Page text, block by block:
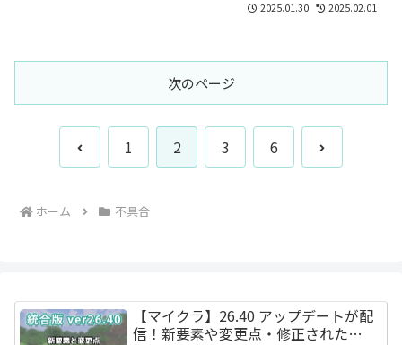
2025.01.30 2025.02.01
次のページ
前
1 2 3 6
次
ホーム 不具合
【マイクラ】26.40 アップデートが配
信！新要素や変更点・修正された…